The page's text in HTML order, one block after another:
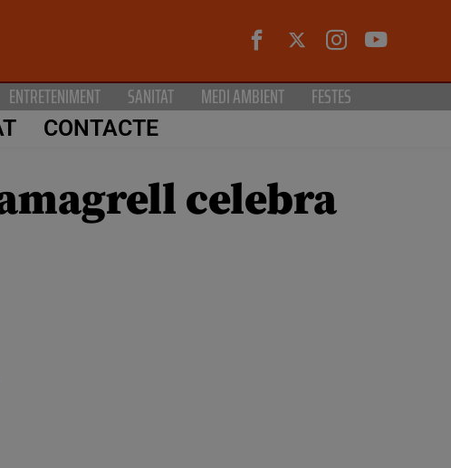
ENTRETENIMENT SANITAT MEDI AMBIENT FESTES
CONTACTE
celebra